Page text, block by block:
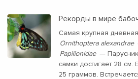
Рекорды в мире
Самая крупная
Ornithoptera alexandrae
Papilionidae —
самки достигает 28
25 граммов.